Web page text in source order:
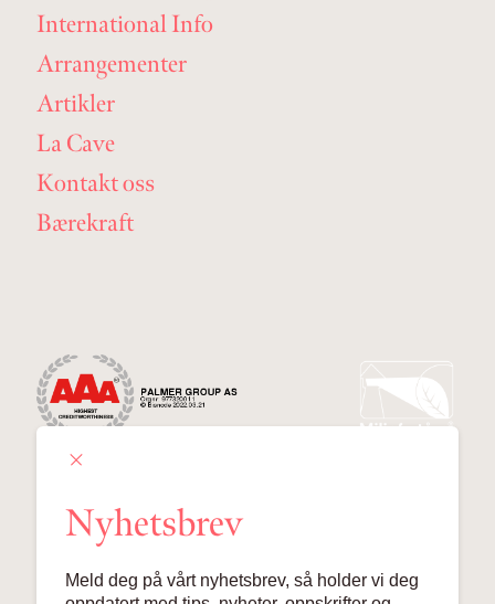
International Info
Arrangementer
Artikler
La Cave
Kontakt oss
Bærekraft
Lille Grensen 7, 0159 Oslo
Nyhetsbrev
Meld deg på vårt nyhetsbrev, så holder vi deg